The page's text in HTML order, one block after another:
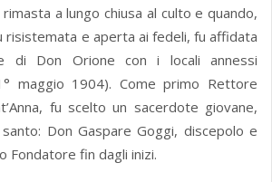
a lungo chiusa al culto e quando,
risistemata e aperta ai fedeli, fu affidata
di Don Orione con i locali annessi
maggio 1904). Come primo Rettore
fu scelto un sacerdote giovane,
Don Gaspare Goggi, discepolo e
Fondatore fin dagli inizi.